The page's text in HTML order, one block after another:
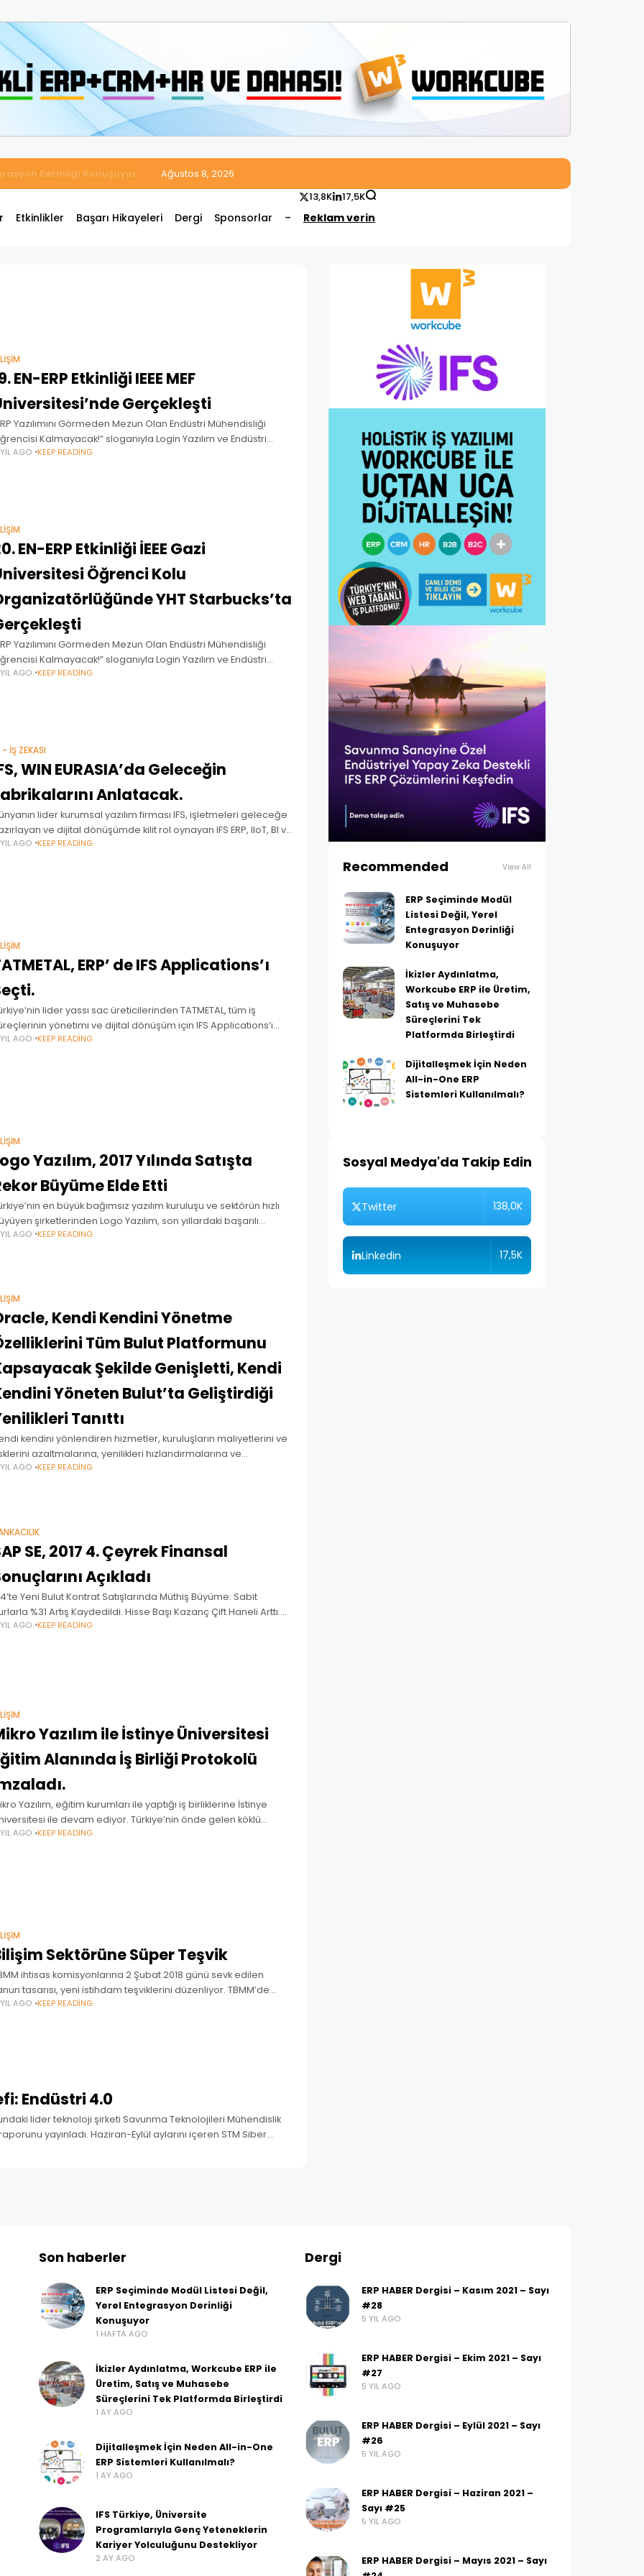
ve Muhasebe Süreçlerini Tek Platformda Birleştirdi
Ağustos 8, 2026
Etkinlikler Başarı Hikayeleri Dergi Sponsorlar – Reklam verin
13,8K 17,5K
EN-ERP Etkinliği IEEE MEF
Gerçekleşti
Yazılımını Görmeden Mezun Olan Endüstri Mühendisliği
Kalmayacak!” sloganıyla Login Yazılım ve Endüstri
Platformu güç birliği ile başlayan EN-ERP
AGO KEEP READING
EN-ERP Etkinliği İEEE Gazi
Öğrenci Kolu
YHT Starbucks’ta
Yazılımını Görmeden Mezun Olan Endüstri Mühendisliği
Kalmayacak!” sloganıyla Login Yazılım ve Endüstri
Platformu güç birliği ile başlayan EN-ERP
AGO KEEP READING
- İŞ ZEKASI
WIN EURASIA’da Geleceğin
Anlatacak.
lider kurumsal yazılım firması IFS, işletmeleri geleceğe
ve dijital dönüşümde kilit rol oynayan IFS ERP, IIoT, BI ve
çözümlerini Avrasya Bölgesi'nin en büyük endüstri fuarı
AGO KEEP READING
ERP’ de IFS Applications’ı
lider yassı sac üreticilerinden TATMETAL, tüm iş
yönetimi ve dijital dönüşüm için IFS Applications’ı
etti. TATÇELİK markası adı altında üretimini gerçekleştirdiği
AGO KEEP READING
Yazılım, 2017 Yılında Satışta
Büyüme Elde Etti
en büyük bağımsız yazılım kuruluşu ve sektörün hızlı
şirketlerinden Logo Yazılım, son yıllardaki başarılı
2017’de de sürdürdü. Tüm ürün satışlarında çift
AGO KEEP READING
Kendi Kendini Yönetme
Tüm Bulut Platformunu
Şekilde Genişletti, Kendi
Yöneten Bulut’ta Geliştirdiği
Tanıttı
kendini yönlendiren hizmetler, kuruluşların maliyetlerini ve
azaltmalarına, yenilikleri hızlandırmalarına ve
bilgileri almalarına yardımcı olmak için yapay zeka ve
AGO KEEP READING
SE, 2017 4. Çeyrek Finansal
Açıkladı
Yeni Bulut Kontrat Satışlarında Müthiş Büyüme: Sabit
%31 Artış Kaydedildi. Hisse Başı Kazanç Çift Haneli Arttı.
uygulama ve yazılım alanında dünya lideri SAP,
AGO KEEP READING
Yazılım ile İstinye Üniversitesi
Alanında İş Birliği Protokolü
Yazılım, eğitim kurumları ile yaptığı iş birliklerine İstinye
ile devam ediyor. Türkiye’nin önde gelen köklü
ve ticari yazılım şirketlerinden Mikro Yazılım, İstinye
AGO KEEP READING
Sektörüne Süper Teşvik
ihtisas komisyonlarına 2 Şubat 2018 günü sevk edilen
tasarısı, yeni istihdam teşviklerini düzenliyor. TBMM’de
tasarı, işverenleri yeni yatırımlar için
AGO KEEP READING
Endüstri 4.0
lider teknoloji şirketi Savunma Teknolojileri Mühendislik
yayınladı. Haziran-Eylül aylarını içeren STM Siber
Recommended View All
ERP Seçiminde Modül
Listesi Değil, Yerel
Entegrasyon Derinliği
Konuşuyor
İkizler Aydınlatma,
Workcube ERP ile Üretim,
Satış ve Muhasebe
Süreçlerini Tek
Platformda Birleştirdi
Dijitalleşmek İçin Neden
All-in-One ERP
Sistemleri Kullanılmalı?
Sosyal Medya'da Takip Edin
Twitter 138,0K
Linkedin 17,5K
Son haberler
ERP Seçiminde Modül Listesi Değil,
Yerel Entegrasyon Derinliği
Konuşuyor
1 HAFTA AGO
İkizler Aydınlatma, Workcube ERP ile
Üretim, Satış ve Muhasebe
Süreçlerini Tek Platformda Birleştirdi
1 AY AGO
Dijitalleşmek İçin Neden All-in-One
ERP Sistemleri Kullanılmalı?
1 AY AGO
IFS Türkiye, Üniversite
Programlarıyla Genç Yeteneklerin
Kariyer Yolculuğunu Destekliyor
2 AY AGO
Dergi
ERP HABER Dergisi – Kasım 2021 – Sayı
#28
5 YIL AGO
ERP HABER Dergisi – Ekim 2021 – Sayı
#27
5 YIL AGO
ERP HABER Dergisi – Eylül 2021 – Sayı
#26
5 YIL AGO
ERP HABER Dergisi – Haziran 2021 –
Sayı #25
5 YIL AGO
ERP HABER Dergisi – Mayıs 2021 – Sayı